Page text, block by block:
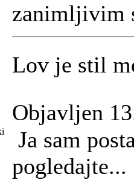
zanimljivim
Lov je stil
Objavljen
Ja sam
pogledajte...